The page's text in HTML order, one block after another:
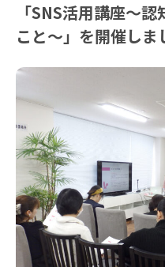
「SNS活用講座〜
こと〜」を開催しま